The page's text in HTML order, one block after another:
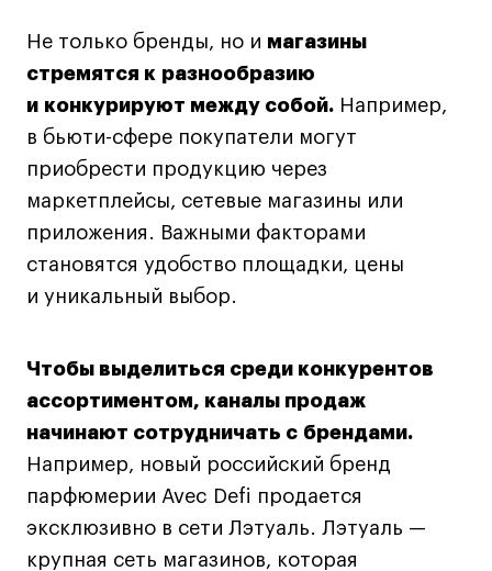
Не только бренды, но и магазины
стремятся к разнообразию
и конкурируют между собой. Например,
в бьюти-сфере покупатели могут
приобрести продукцию через
маркетплейсы, сетевые магазины или
приложения. Важными факторами
становятся удобство площадки, цены
и уникальный выбор.
Чтобы выделиться среди конкурентов
ассортиментом, каналы продаж
начинают сотрудничать с брендами.
Например, новый российский бренд
парфюмерии Avec Defi продается
эксклюзивно в сети Лэтуаль. Лэтуаль —
крупная сеть магазинов, которая